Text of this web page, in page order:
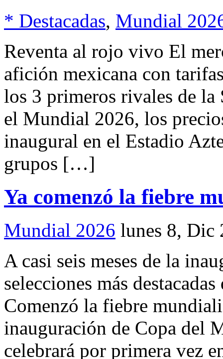
* Destacadas, Mundial
Reventa al rojo vivo El
afición mexicana con
los 3 primeros rivales de
el Mundial 2026, los
inaugural en el Estadio
grupos […]
Ya comenzó la fiebre
Mundial 2026 lunes 8, Dic
A casi seis meses de la
selecciones más
Comenzó la fiebre
inauguración de Copa del
celebrará por primera vez